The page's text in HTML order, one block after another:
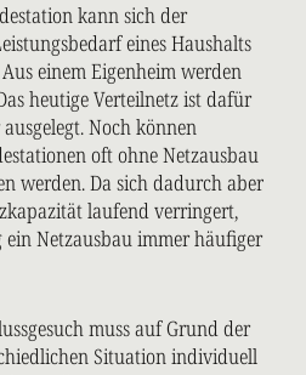
kann sich der
eines Haushalts
einem Eigenheim werden
heutige Verteilnetz ist dafür
Noch können
oft ohne Netzausbau
werden. Da sich dadurch aber
laufend verringert,
Netzausbau immer häufiger
muss auf Grund der
Situation individuell